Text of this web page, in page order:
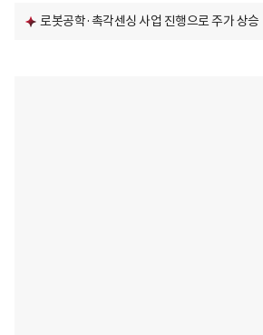
로봇공학·촉각센싱 사업 진행으로 주가 상승